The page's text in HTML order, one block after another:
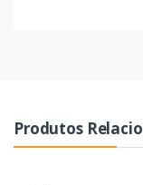
Produtos